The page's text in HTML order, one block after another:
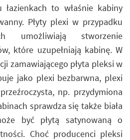
łazienkach to właśnie kabiny
Płyty plexi w przypadku
umożliwiają stworzenie
które uzupełniają kabinę. W
zamawiającego płyta pleksi w
jako plexi bezbarwna, plexi
np. przydymiona
sprawdza się także biała
być płytą satynowaną o
Choć producenci pleksi